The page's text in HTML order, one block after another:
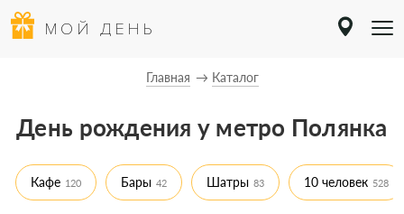
МОЙ ДЕНЬ
Главная Каталог
День рождения у метро Полянка
Кафе 120 Бары 42 Шатры 83 10 человек 528